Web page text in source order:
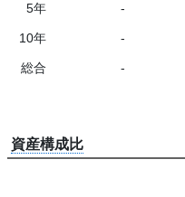
5年 -
10年 -
総合 -
資産構成比